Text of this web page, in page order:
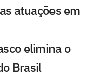
atuações em
elimina o
Brasil